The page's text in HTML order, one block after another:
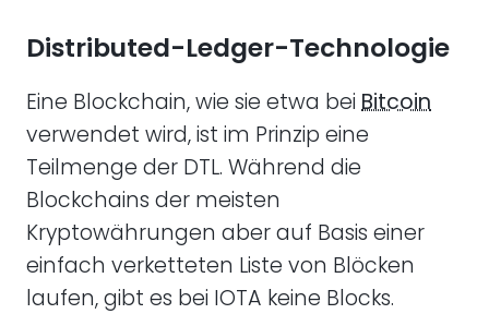
Distributed-Ledger-Technologie
Eine Blockchain, wie sie etwa bei Bitcoin
verwendet wird, ist im Prinzip eine
Teilmenge der DTL. Während die
Blockchains der meisten
Kryptowährungen aber auf Basis einer
einfach verketteten Liste von Blöcken
laufen, gibt es bei IOTA keine Blocks.